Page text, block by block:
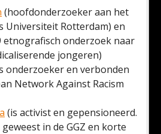
(hoofdonderzoeker aan het
Universiteit Rotterdam) en
etnografisch onderzoek naar
jongeren)
onderzoeker en verbonden
Network Against Racism
(is activist en gepensioneerd.
in de GGZ en korte